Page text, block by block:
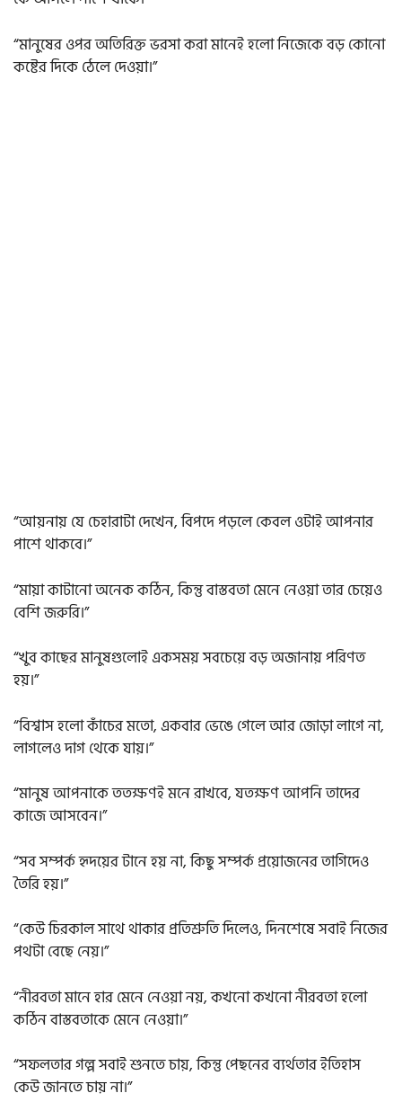
“মানুষের ওপর অতিরিক্ত ভরসা করা মানেই হলো নিজেকে বড় কোনো
কষ্টের দিকে ঠেলে দেওয়া।”
“আয়নায় যে চেহারাটা দেখেন, বিপদে পড়লে কেবল ওটাই আপনার
পাশে থাকবে।”
“মায়া কাটানো অনেক কঠিন, কিন্তু বাস্তবতা মেনে নেওয়া তার চেয়েও
বেশি জরুরি।”
“খুব কাছের মানুষগুলোই একসময় সবচেয়ে বড় অজানায় পরিণত
হয়।”
“বিশ্বাস হলো কাঁচের মতো, একবার ভেঙে গেলে আর জোড়া লাগে না,
লাগলেও দাগ থেকে যায়।”
“মানুষ আপনাকে ততক্ষণই মনে রাখবে, যতক্ষণ আপনি তাদের
কাজে আসবেন।”
“সব সম্পর্ক হৃদয়ের টানে হয় না, কিছু সম্পর্ক প্রয়োজনের তাগিদেও
তৈরি হয়।”
“কেউ চিরকাল সাথে থাকার প্রতিশ্রুতি দিলেও, দিনশেষে সবাই নিজের
পথটা বেছে নেয়।”
“নীরবতা মানে হার মেনে নেওয়া নয়, কখনো কখনো নীরবতা হলো
কঠিন বাস্তবতাকে মেনে নেওয়া।”
“সফলতার গল্প সবাই শুনতে চায়, কিন্তু পেছনের ব্যর্থতার ইতিহাস
কেউ জানতে চায় না।”